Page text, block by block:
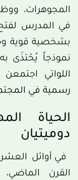
المجوهرات،
في المدرس
بشخصية قوية
نموذجاً يُحْتذَى
اللواتي
رسمية في
الحياة
دوميتيان
في أوائل
القرن